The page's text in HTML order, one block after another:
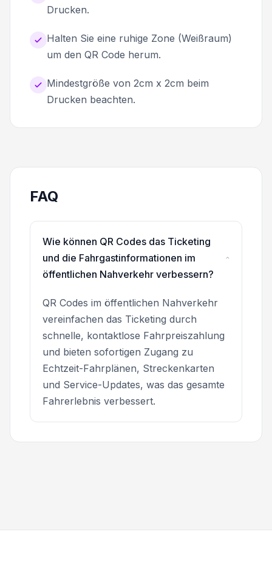
Drucken.
Halten Sie eine ruhige Zone (Weißraum)
um den QR Code herum.
Mindestgröße von 2cm x 2cm beim
Drucken beachten.
FAQ
Wie können QR Codes das Ticketing
und die Fahrgastinformationen im
öffentlichen Nahverkehr verbessern?
QR Codes im öffentlichen Nahverkehr
vereinfachen das Ticketing durch
schnelle, kontaktlose Fahrpreiszahlung
und bieten sofortigen Zugang zu
Echtzeit-Fahrplänen, Streckenkarten
und Service-Updates, was das gesamte
Fahrerlebnis verbessert.